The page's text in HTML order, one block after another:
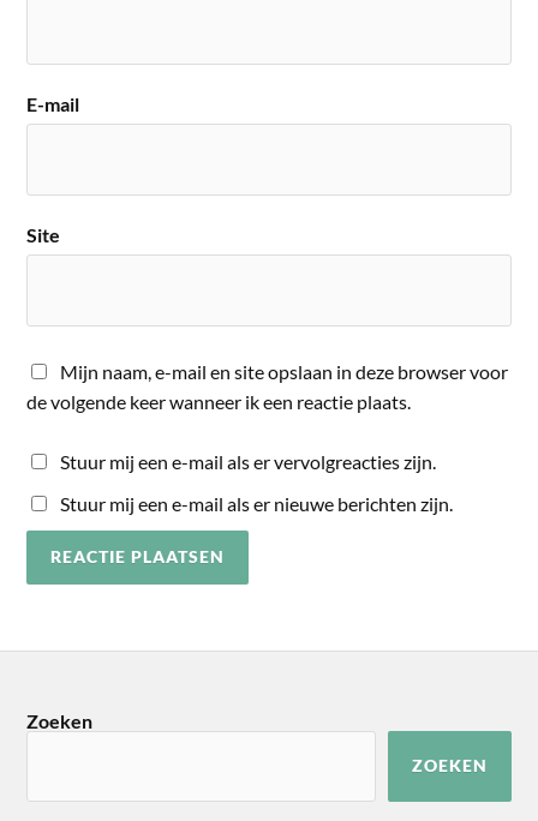
E-mail
Site
Mijn naam, e-mail en site opslaan in deze browser voor
de volgende keer wanneer ik een reactie plaats.
Stuur mij een e-mail als er vervolgreacties zijn.
Stuur mij een e-mail als er nieuwe berichten zijn.
Zoeken
ZOEKEN